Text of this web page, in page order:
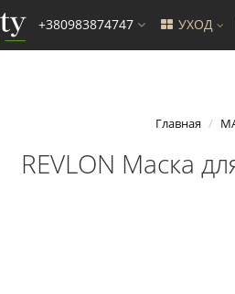
+380983874747 УХОД
Главная
REVLON Маска